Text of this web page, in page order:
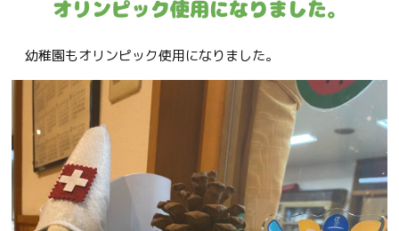
オリンピック使用になりました。
幼稚園もオリンピック使用になりました。